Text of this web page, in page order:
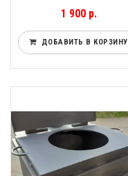
1 900 р.
ДОБАВИТЬ В КОРЗИНУ